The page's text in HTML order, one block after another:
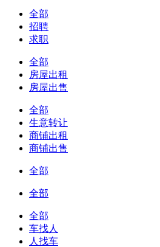
全部
招聘
求职
全部
房屋出租
房屋出售
全部
生意转让
商铺出租
商铺出售
全部
全部
全部
车找人
人找车